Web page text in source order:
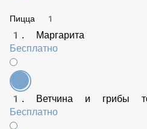
1. Маргарита
Бесплатно
1. Ветчина и грибы томатная
Бесплатно